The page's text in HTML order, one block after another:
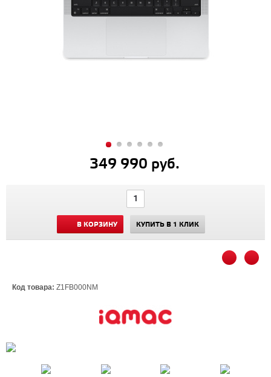
349 990 руб.
В КОРЗИНУ КУПИТЬ В 1 КЛИК
Код товара: Z1FB000NM